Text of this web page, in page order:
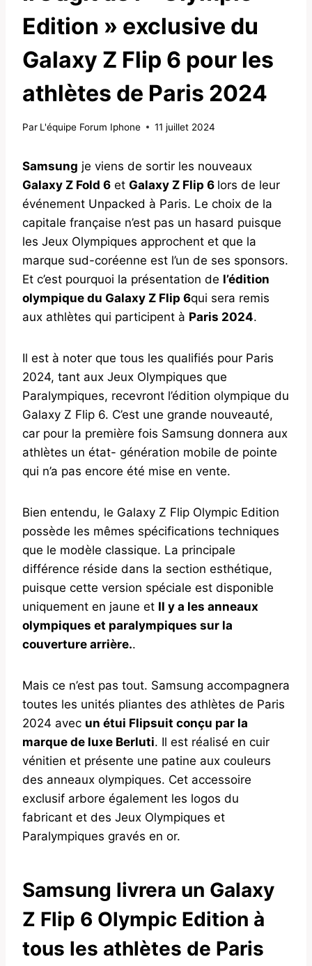
Edition » exclusive du
Galaxy Z Flip 6 pour les
athlètes de Paris 2024
Par L'équipe Forum Iphone 11 juillet 2024
Samsung je viens de sortir les nouveaux
Galaxy Z Fold 6 et Galaxy Z Flip 6 lors de leur
événement Unpacked à Paris. Le choix de la
capitale française n’est pas un hasard puisque
les Jeux Olympiques approchent et que la
marque sud-coréenne est l’un de ses sponsors.
Et c’est pourquoi la présentation de l’édition
olympique du Galaxy Z Flip 6qui sera remis
aux athlètes qui participent à Paris 2024.
Il est à noter que tous les qualifiés pour Paris
2024, tant aux Jeux Olympiques que
Paralympiques, recevront l’édition olympique du
Galaxy Z Flip 6. C’est une grande nouveauté,
car pour la première fois Samsung donnera aux
athlètes un état- génération mobile de pointe
qui n’a pas encore été mise en vente.
Bien entendu, le Galaxy Z Flip Olympic Edition
possède les mêmes spécifications techniques
que le modèle classique. La principale
différence réside dans la section esthétique,
puisque cette version spéciale est disponible
uniquement en jaune et Il y a les anneaux
olympiques et paralympiques sur la
couverture arrière..
Mais ce n’est pas tout. Samsung accompagnera
toutes les unités pliantes des athlètes de Paris
2024 avec un étui Flipsuit conçu par la
marque de luxe Berluti. Il est réalisé en cuir
vénitien et présente une patine aux couleurs
des anneaux olympiques. Cet accessoire
exclusif arbore également les logos du
fabricant et des Jeux Olympiques et
Paralympiques gravés en or.
Samsung livrera un Galaxy
Z Flip 6 Olympic Edition à
tous les athlètes de Paris